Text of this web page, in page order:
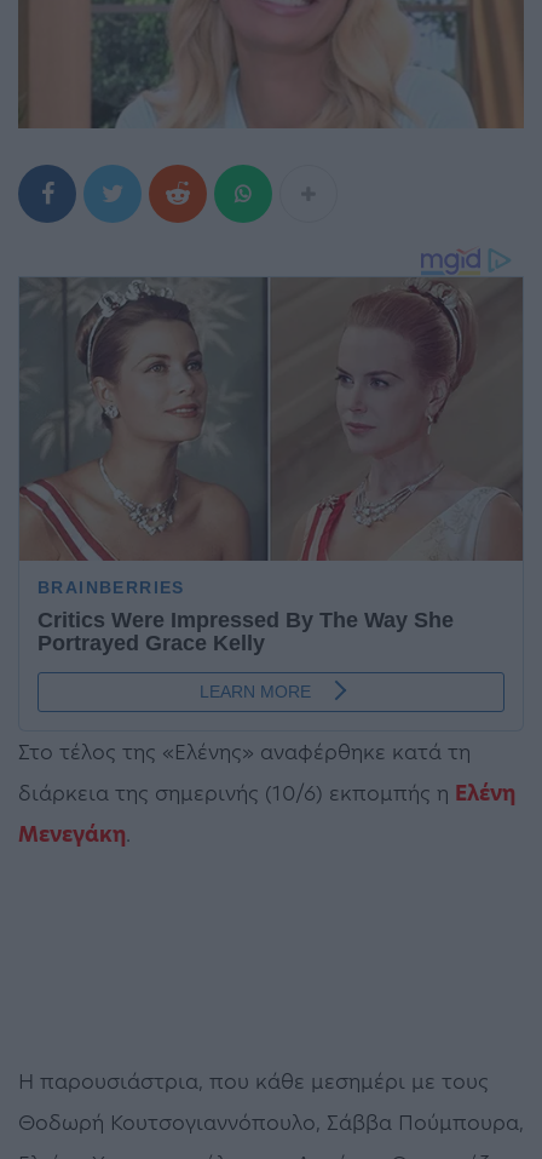
Στο τέλος της «Ελένης» αναφέρθηκε κατά τη
διάρκεια της σημερινής (10/6) εκπομπής η Ελένη
Μενεγάκη.
Η παρουσιάστρια, που κάθε μεσημέρι με τους
Θοδωρή Κουτσογιαννόπουλο, Σάββα Πούμπουρα,